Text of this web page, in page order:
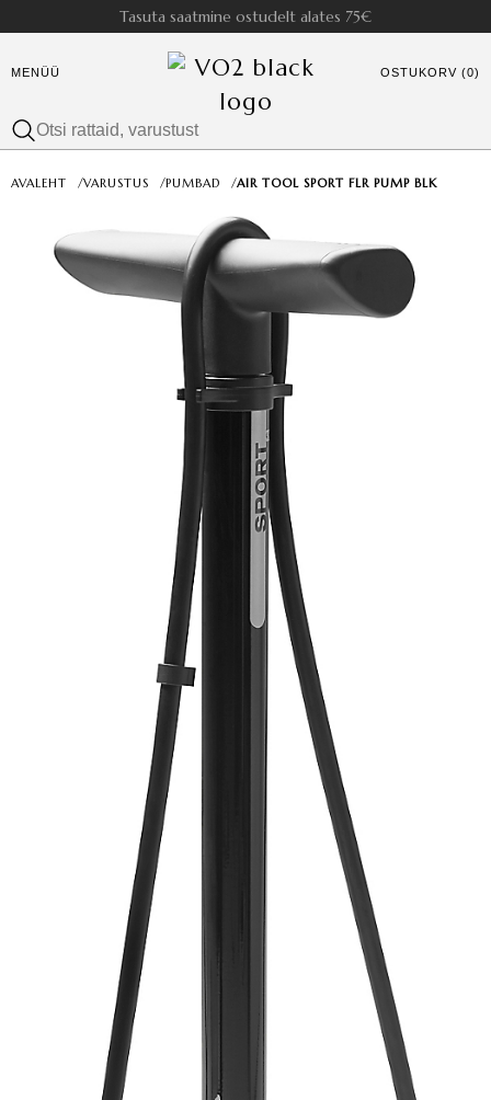
Tasuta saatmine ostudelt alates 75€
MENÜÜ OSTUKORV (0)
AVALEHT /VARUSTUS /PUMBAD /AIR TOOL SPORT FLR PUMP BLK